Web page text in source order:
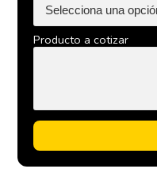
Producto a cotizar